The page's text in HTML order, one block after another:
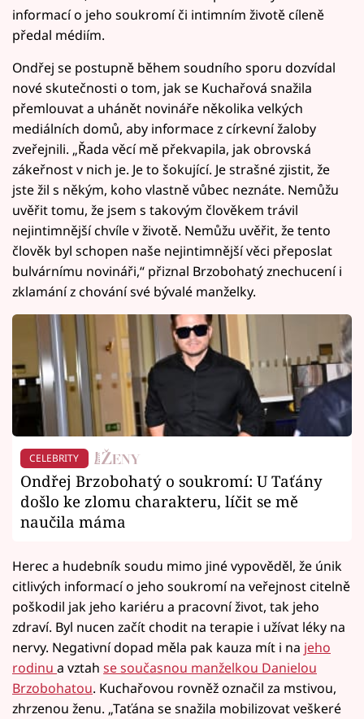
informací o jeho soukromí či intimním životě cíleně
předal médiím.
Ondřej se postupně během soudního sporu dozvídal
nové skutečnosti o tom, jak se Kuchařová snažila
přemlouvat a uhánět novináře několika velkých
mediálních domů, aby informace z církevní žaloby
zveřejnili. „Řada věcí mě překvapila, jak obrovská
zákeřnost v nich je. Je to šokující. Je strašné zjistit, že
jste žil s někým, koho vlastně vůbec neznáte. Nemůžu
uvěřit tomu, že jsem s takovým člověkem trávil
nejintimnější chvíle v životě. Nemůžu uvěřit, že tento
člověk byl schopen naše nejintimnější věci přeposlat
bulvárnímu novináři,“ přiznal Brzobohatý znechucení i
zklamání z chování své bývalé manželky.
CELEBRITY
Ondřej Brzobohatý o soukromí: U Taťány
došlo ke zlomu charakteru, líčit se mě
naučila máma
Herec a hudebník soudu mimo jiné vypověděl, že únik
citlivých informací o jeho soukromí na veřejnost citelně
poškodil jak jeho kariéru a pracovní život, tak jeho
zdraví. Byl nucen začít chodit na terapie i užívat léky na
nervy. Negativní dopad měla pak kauza mít i na jeho
rodinu a vztah se současnou manželkou Danielou
Brzobohatou. Kuchařovou rovněž označil za mstivou,
zhrzenou ženu. „Taťána se snažila mobilizovat veškeré